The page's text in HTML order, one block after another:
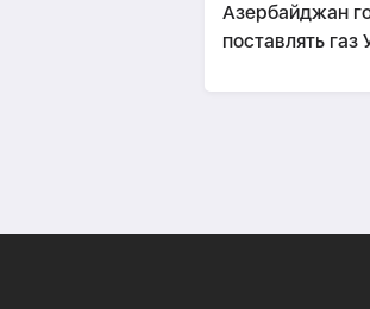
Азербайджан
поставлять газ